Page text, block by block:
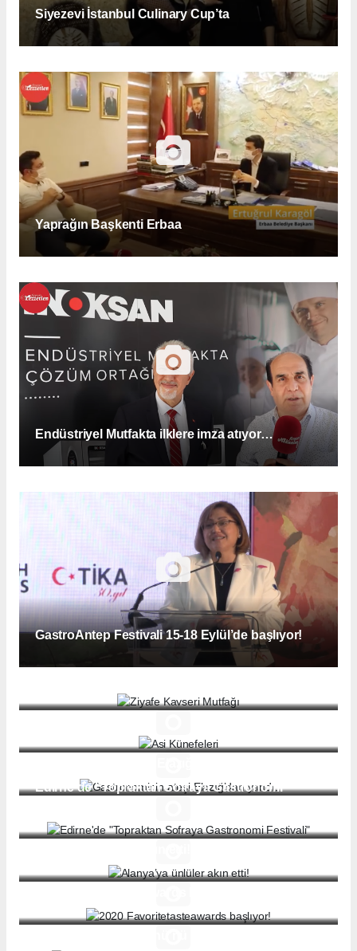
Siyezevi İstanbul Culinary Cup’ta
Yaprağın Başkenti Erbaa
Endüstriyel Mutfakta ilklere imza atıyor…
GastroAntep Festivali 15-18 Eylül’de başlıyor!
Edirne'de "Topraktan Sofraya Gastronomi